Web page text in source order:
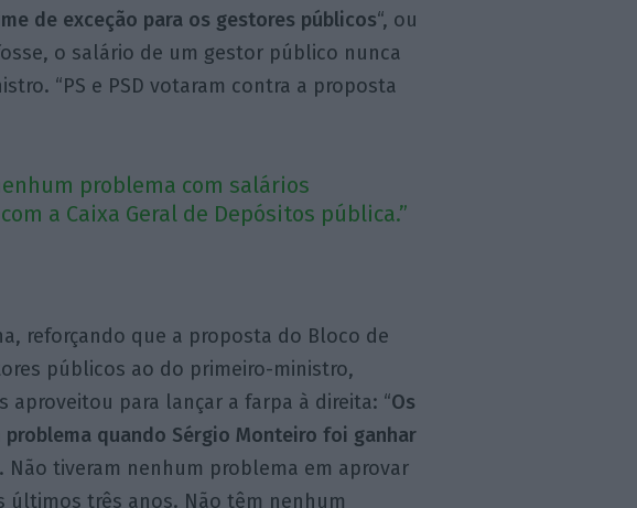
de exceção para os gestores públicos“, ou
o salário de um gestor público nunca
“PS e PSD votaram contra a proposta
problema com salários
a Caixa Geral de Depósitos pública.”
reforçando que a proposta do Bloco de
públicos ao do primeiro-ministro,
aproveitou para lançar a farpa à direita: “Os
quando Sérgio Monteiro foi ganhar
. Não tiveram nenhum problema em aprovar
últimos três anos. Não têm nenhum